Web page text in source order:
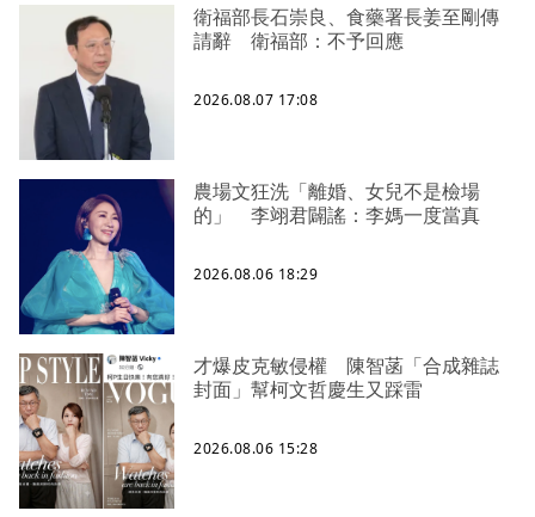
衛福部長石崇良、食藥署長姜至剛傳
請辭 衛福部：不予回應
2026.08.07 17:08
農場文狂洗「離婚、女兒不是檢場
的」 李翊君闢謠：李媽一度當真
2026.08.06 18:29
才爆皮克敏侵權 陳智菡「合成雜誌
封面」幫柯文哲慶生又踩雷
2026.08.06 15:28